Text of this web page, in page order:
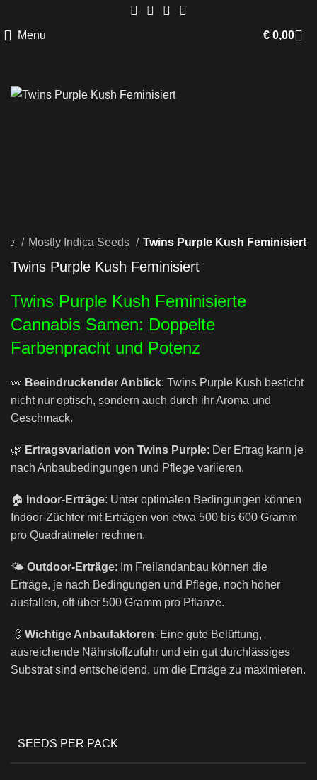
Menu € 0,00
Mostly Indica Seeds Twins Purple Kush Feminisiert
Twins Purple Kush Feminisiert
Twins Purple Kush Feminisierte
Cannabis Samen: Doppelte
Farbenpracht und Potenz
👀 Beeindruckender Anblick: Twins Purple Kush besticht
nicht nur optisch, sondern auch durch ihr Aroma und
Geschmack.
🌿 Ertragsvariation von Twins Purple: Der Ertrag kann je
nach Anbaubedingungen und Pflege variieren.
🏠 Indoor-Erträge: Unter optimalen Bedingungen können
Indoor-Züchter mit Erträgen von etwa 500 bis 600 Gramm
pro Quadratmeter rechnen.
🌤️Outdoor-Erträge: Im Freilandanbau können die
Erträge, je nach Bedingungen und Pflege, noch höher
ausfallen, oft über 500 Gramm pro Pflanze.
💨Wichtige Anbaufaktoren: Eine gute Belüftung,
ausreichende Nährstoffzufuhr und ein gut durchlässiges
Substrat sind entscheidend, um die Erträge zu maximieren.
SEEDS PER PACK